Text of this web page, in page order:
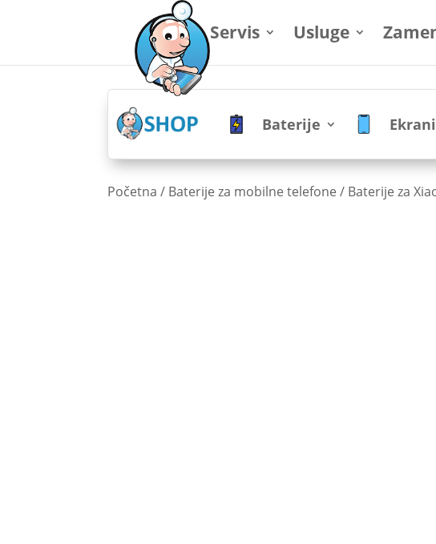
Servis Usluge
Baterije Ekrani
Početna / Baterije za mobilne telefone / Baterije za